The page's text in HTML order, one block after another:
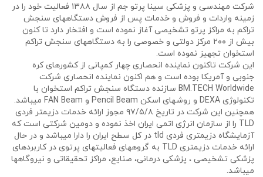
شرکت مهندسی و پزشکی سینا پرتو جم از سال ۱۳۸۸ فعالیت خود را در
زمینه واردات و فروش و خدمات پس از فروش دستگاههای سنجش
تراکم به مراکز پرتو تشخیصی آغاز نموده است و افتخار دارد تا کنون
بیش از ۲۰۰ مرکز دولتی و خصوصی را به دستگاههای سنجش تراکم
استخوان تجهیز نموده است.
این شرکت تاکنون نماینده انحصاری چهار کمپانی از کشورهای کره
جنوبی و آمریکا بوده است و هم اکنون نماینده انحصاری شرکت
BM.TECH Worldwide سازنده دستگاه سنجش تراکم استخوان با
تکنولوژی DEXA و روشهای اسکن Pencil Beam و FAN Beam میباشد.
همچنین این شرکت در تاریخ ۹۷/۵/۸ مجوز ارائه خدمات دزیمتر فردی
TLD را از سازمان انرژی اتمی ایران اخذ نموده و دومین شرکتی است که
آزمایشگاه دزیمتری فردی tld در کل سطح ایران را دارا میباشد و در حال
ارائه خدمات دزیمتری TLD به گروههای فعالیتهای پرتوی در کاربردهای
پزشکی تشخیصی ، پزشکی درمانی، صنایع، مراکز تحقیقاتی و نیروگاهها
میباشد.